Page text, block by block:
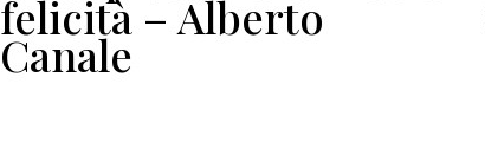
felicità – Alberto
Canale